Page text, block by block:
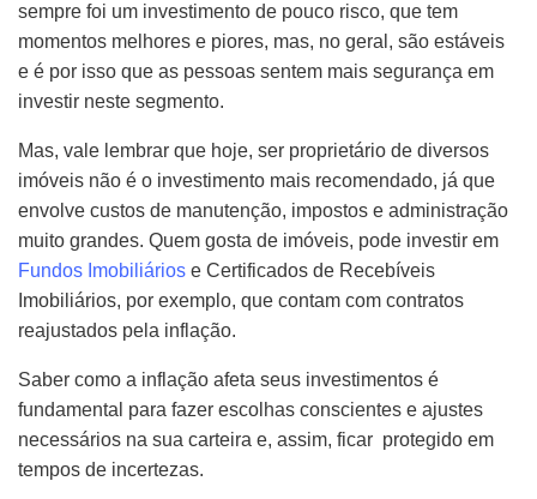
sempre foi um investimento de pouco risco, que tem
momentos melhores e piores, mas, no geral, são estáveis
e é por isso que as pessoas sentem mais segurança em
investir neste segmento.
Mas, vale lembrar que hoje, ser proprietário de diversos
imóveis não é o investimento mais recomendado, já que
envolve custos de manutenção, impostos e administração
muito grandes. Quem gosta de imóveis, pode investir em
Fundos Imobiliários e Certificados de Recebíveis
Imobiliários, por exemplo, que contam com contratos
reajustados pela inflação.
Saber como a inflação afeta seus investimentos é
fundamental para fazer escolhas conscientes e ajustes
necessários na sua carteira e, assim, ficar protegido em
tempos de incertezas.